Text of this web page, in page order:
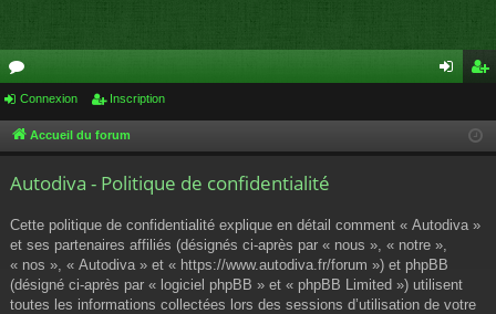
or
u cri
Connexion Inscription
Accueil du forum
Autodiva - Politique de confidentialité
Cette politique de confidentialité explique en détail comment « Autodiva »
et ses partenaires affiliés (désignés ci-après par « nous », « notre »,
« nos », « Autodiva » et « https://www.autodiva.fr/forum ») et phpBB
(désigné ci-après par « logiciel phpBB » et « phpBB Limited ») utilisent
toutes les informations collectées lors des sessions d’utilisation de votre